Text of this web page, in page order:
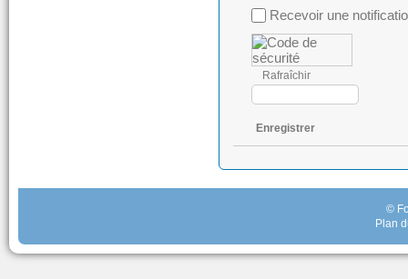
Recevoir une
Rafraîchir
Enregistrer
©
Plan